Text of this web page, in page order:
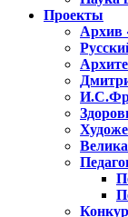
Проекты
Архив